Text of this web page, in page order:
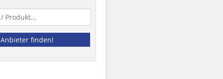
Anbieter finden!